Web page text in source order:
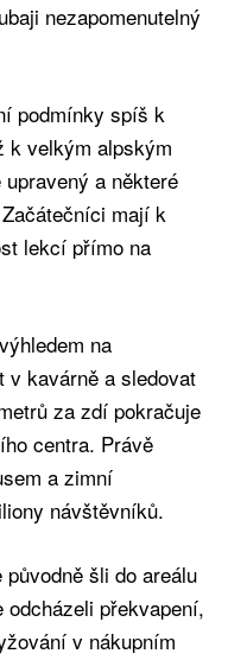
nezapomenutelný
podmínky spíš k
k velkým alpským
a některé
mají k
lekcí přímo na
na
v kavárně a sledovat
za zdí pokračuje
centra. Právě
a zimní
návštěvníků.
šli do areálu
překvapení,
v nákupním